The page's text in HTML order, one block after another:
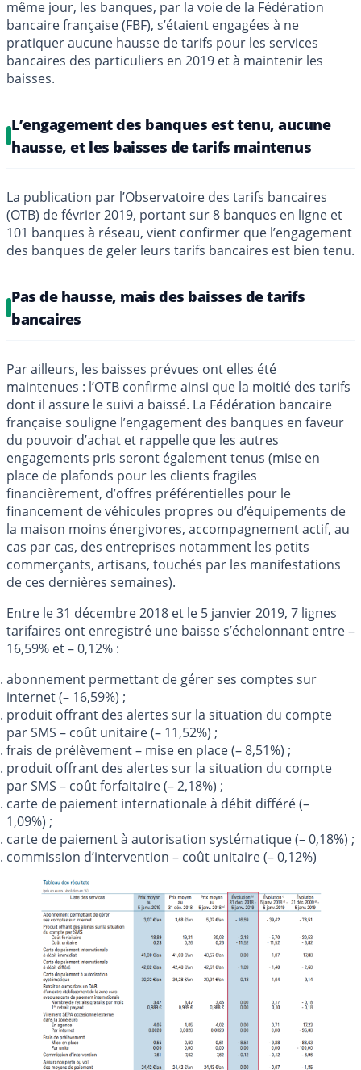
même jour, les banques, par la voie de la Fédération
bancaire française (FBF), s’étaient engagées à ne
pratiquer aucune hausse de tarifs pour les services
bancaires des particuliers en 2019 et à maintenir les
baisses.
L’engagement des banques est tenu, aucune
hausse, et les baisses de tarifs maintenus
La publication par l’Observatoire des tarifs bancaires
(OTB) de février 2019, portant sur 8 banques en ligne et
101 banques à réseau, vient confirmer que l’engagement
des banques de geler leurs tarifs bancaires est bien tenu.
Pas de hausse, mais des baisses de tarifs
bancaires
Par ailleurs, les baisses prévues ont elles été
maintenues : l’OTB confirme ainsi que la moitié des tarifs
dont il assure le suivi a baissé. La Fédération bancaire
française souligne l’engagement des banques en faveur
du pouvoir d’achat et rappelle que les autres
engagements pris seront également tenus (mise en
place de plafonds pour les clients fragiles
financièrement, d’offres préférentielles pour le
financement de véhicules propres ou d’équipements de
la maison moins énergivores, accompagnement actif, au
cas par cas, des entreprises notamment les petits
commerçants, artisans, touchés par les manifestations
de ces dernières semaines).
Entre le 31 décembre 2018 et le 5 janvier 2019, 7 lignes
tarifaires ont enregistré une baisse s’échelonnant entre –
16,59% et – 0,12% :
abonnement permettant de gérer ses comptes sur
internet (– 16,59%) ;
produit offrant des alertes sur la situation du compte
par SMS – coût unitaire (– 11,52%) ;
frais de prélèvement – mise en place (– 8,51%) ;
produit offrant des alertes sur la situation du compte
par SMS – coût forfaitaire (– 2,18%) ;
carte de paiement internationale à débit différé (–
1,09%) ;
carte de paiement à autorisation systématique (– 0,18%) ;
commission d’intervention – coût unitaire (– 0,12%)